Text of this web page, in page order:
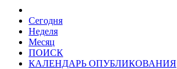
Сегодня
Неделя
Месяц
ПОИСК
КАЛЕНДАРЬ ОПУБЛИКОВАНИЯ